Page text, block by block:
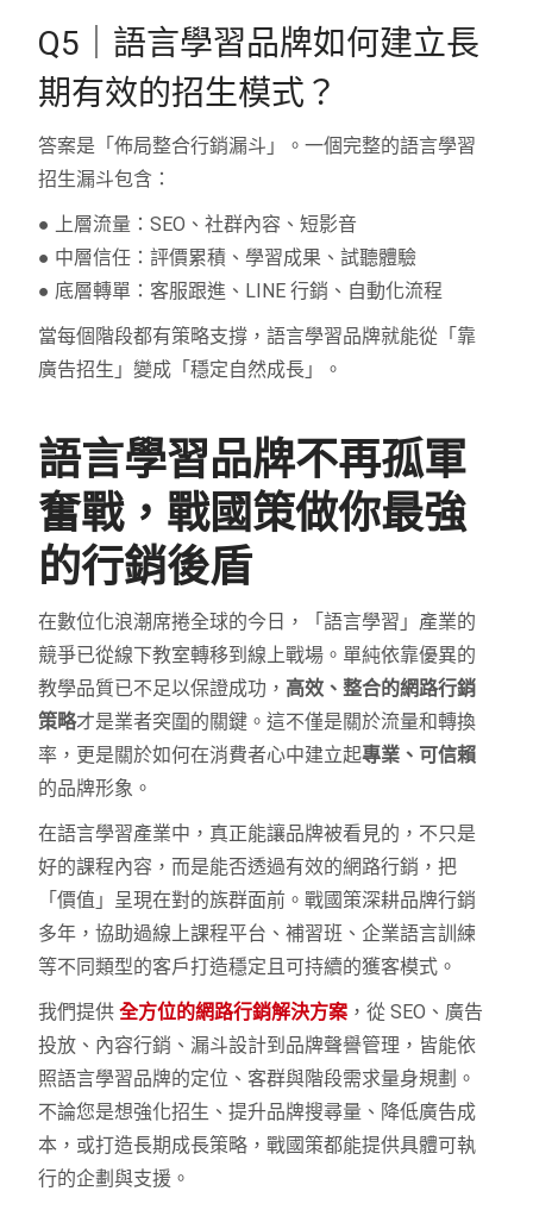
Q5｜語言學習品牌如何建立長
期有效的招生模式？
答案是「佈局整合行銷漏斗」。一個完整的語言學習
招生漏斗包含：
● 上層流量：SEO、社群內容、短影音
● 中層信任：評價累積、學習成果、試聽體驗
● 底層轉單：客服跟進、LINE 行銷、自動化流程
當每個階段都有策略支撐，語言學習品牌就能從「靠
廣告招生」變成「穩定自然成長」。
語言學習品牌不再孤軍
奮戰，戰國策做你最強
的行銷後盾
在數位化浪潮席捲全球的今日，「語言學習」產業的
競爭已從線下教室轉移到線上戰場。單純依靠優異的
教學品質已不足以保證成功， 高效、整合的網路行銷
策略才是業者突圍的關鍵。這不僅是關於流量和轉換
率，更是關於如何在消費者心中建立起專業、可信賴
的品牌形象。
在語言學習產業中，真正能讓品牌被看見的，不只是
好的課程內容，而是能否透過有效的網路行銷，把
「價值」呈現在對的族群面前。戰國策深耕品牌行銷
多年，協助過線上課程平台、補習班、企業語言訓練
等不同類型的客戶打造穩定且可持續的獲客模式。
我們提供全方位的網路行銷解決方案 ，從 SEO、廣告
投放、內容行銷、漏斗設計到品牌聲譽管理，皆能依
照語言學習品牌的定位、客群與階段需求量身規劃。
不論您是想強化招生、提升品牌搜尋量、降低廣告成
本，或打造長期成長策略，戰國策都能提供具體可執
行的企劃與支援。